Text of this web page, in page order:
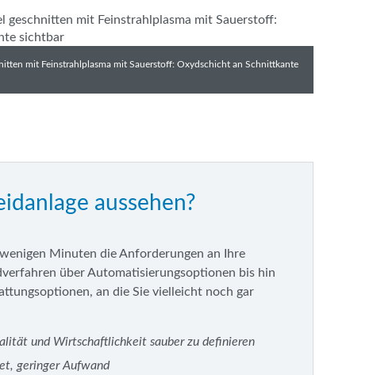
mit Feinstrahlplasma mit Sauerstoff: Oxydschicht an Schnittkante
aussehen?
Minuten die Anforderungen an Ihre
über Automatisierungsoptionen bis hin
an die Sie vielleicht noch gar
und Wirtschaftlichkeit sauber zu definieren
geringer Aufwand